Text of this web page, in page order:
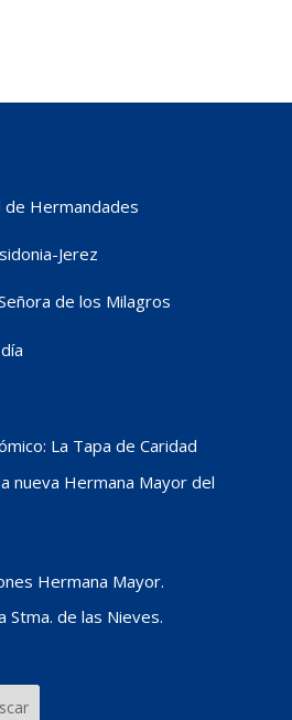
de Hermandades
Jerez
de los Milagros
La Tapa de Caridad
nueva Hermana Mayor del
Hermana Mayor.
Stma. de las Nieves.